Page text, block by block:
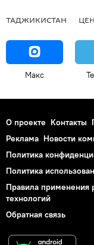
ТАДЖИКИСТАН
Макс
О проекте Контакты
Реклама Новости
Политика
Политика
Правила применения
технологий
Обратная связь